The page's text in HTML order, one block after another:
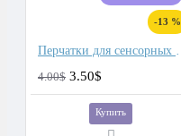
-13 %
Перчатки для
4.00$ 3.50$
Купить